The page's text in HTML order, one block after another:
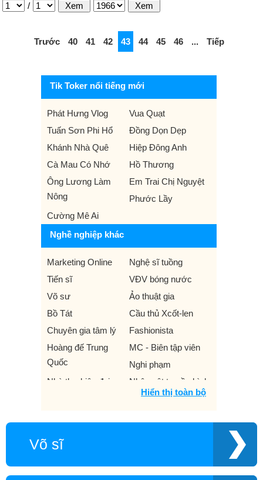
/
Trước 40 41 42 43 44 45 46 ... Tiếp
Tik Toker nổi tiếng mới
Phát Hưng Vlog
Vua Quạt
Tuấn Sơn Phi Hổ
Đồng Dọn Dẹp
Khánh Nhà Quê
Hiệp Đông Anh
Cà Mau Có Nhớ
Hồ Thương
Ông Lương Làm
Nông
Em Trai Chị Nguyệt
Phước Lầy
Cường Mê Ai
Nghề nghiệp khác
Marketing Online
Nghệ sĩ tuồng
Tiến sĩ
VĐV bóng nước
Võ sư
Ảo thuật gia
Bồ Tát
Cầu thủ Xcốt-len
Chuyên gia tâm lý
Fashionista
Hoàng đế Trung
Quốc
MC - Biên tập viên
Nghi phạm
Nhà thơ hiện đại
Nhân vật truyền hình
Thí sinh The Voice
Dược sĩ
Nhóm nhảy
Quân nhân
Hiển thị toàn bộ
Võ sĩ